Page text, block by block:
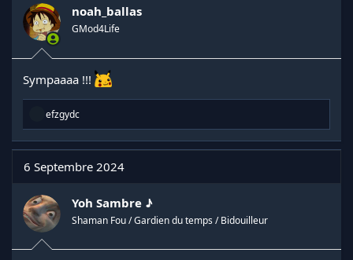
noah_ballas
GMod4Life
Sympaaaa !!!
R
a
c
t
i
n
s
:
efzgydc
6 Septembre 2024
Yoh Sambre ♪
Shaman Fou / Gardien du temps / Bidouilleur